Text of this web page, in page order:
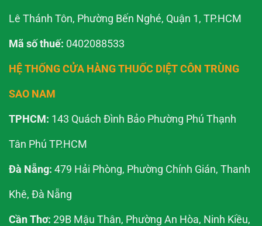
Lê Thánh Tôn, Phường Bến Nghé, Quận 1, TP.HCM
Mã số thuế: 0402088533
HỆ THỐNG CỬA HÀNG THUỐC DIỆT CÔN TRÙNG
SAO NAM
TPHCM: 143 Quách Đình Bảo Phường Phú Thạnh
Tân Phú TP.HCM
Đà Nẵng: 479 Hải Phòng, Phường Chính Gián, Thanh
Khê, Đà Nẵng
Cần Thơ: 29B Mậu Thân, Phường An Hòa, Ninh Kiều,